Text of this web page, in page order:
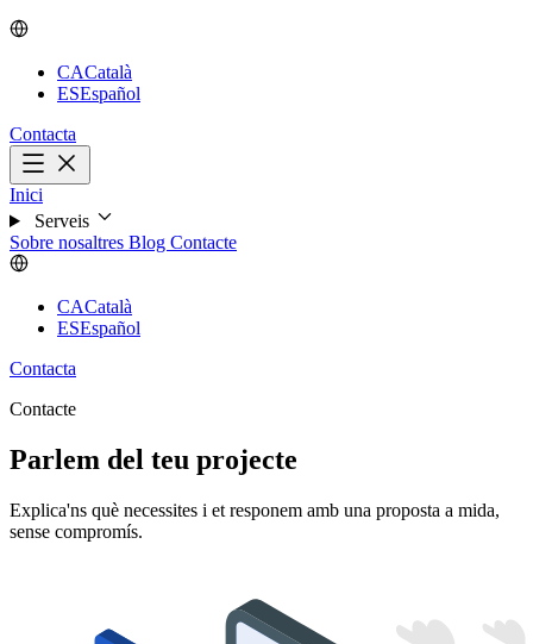
CACatalà
ESEspañol
Contacta
Inici
Serveis
Sobre nosaltres Blog Contacte
CACatalà
ESEspañol
Contacta
Contacte
Parlem del teu projecte
Explica'ns què necessites i et responem amb una proposta a mida,
sense compromís.